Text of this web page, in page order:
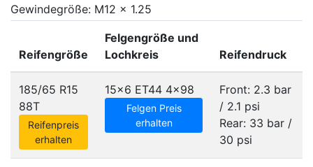
Gewindegröße: M12 x 1.25
Reifengröße
Felgengröße und
Lochkreis
Reifendruck
185/65 R15
88T
Reifenpreis
erhalten
15x6 ET44 4x98
Felgen Preis
erhalten
Front: 2.3 bar
/ 2.1 psi
Rear: 33 bar /
30 psi